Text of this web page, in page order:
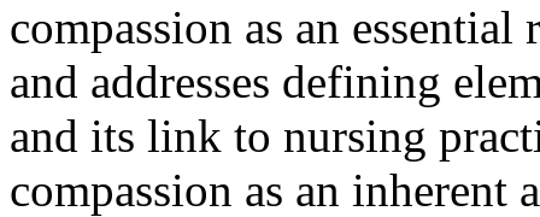
compassion as an
and addresses defining
and its link to nursing
compassion as an inherent